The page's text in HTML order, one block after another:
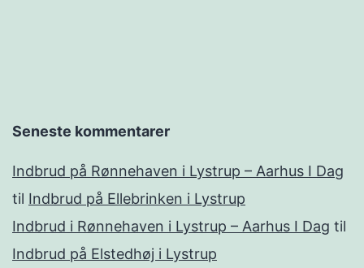
Seneste kommentarer
Indbrud på Rønnehaven i Lystrup – Aarhus I Dag
til Indbrud på Ellebrinken i Lystrup
Indbrud i Rønnehaven i Lystrup – Aarhus I Dag til
Indbrud på Elstedhøj i Lystrup